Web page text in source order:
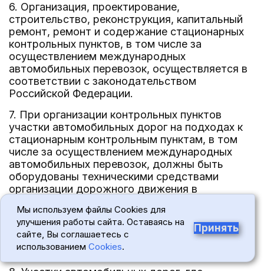
6. Организация, проектирование,
строительство, реконструкция, капитальный
ремонт, ремонт и содержание стационарных
контрольных пунктов, в том числе за
осуществлением международных
автомобильных перевозок, осуществляется в
соответствии с законодательством
Российской Федерации.
7. При организации контрольных пунктов
участки автомобильных дорог на подходах к
стационарным контрольным пунктам, в том
числе за осуществлением международных
автомобильных перевозок, должны быть
оборудованы техническими средствами
организации дорожного движения в
движения на данном участке автомобильной
дороги для обеспечения заблаговременного
перестроения транспортных средств и заезда
на контрольный пункт.
Мы используем файлы Cookies для
улучшения работы сайта. Оставаясь на
сайте, Вы соглашаетесь с
использованием Cookies.
Принять